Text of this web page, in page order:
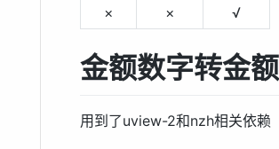
× × √
金额数字转金
用到了uview-2和nzh相关依赖